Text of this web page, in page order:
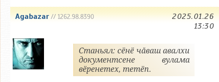
Agabazar// 1262.98.8390
2025.01.26
13:30
Станьял: сёнё чăваш авалхи
документсене вулама
вёренетех, тетёп.